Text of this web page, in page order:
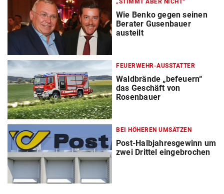
„STIMMT ABER NICHT“
Wie Benko gegen seinen
Berater Gusenbauer
austeilt
FEUERWEHR-AUSSTATTER
Waldbrände „befeuern“
das Geschäft von
Rosenbauer
BEI HÖHEREN UMSÄTZEN
Post-Halbjahresgewinn um
zwei Drittel eingebrochen